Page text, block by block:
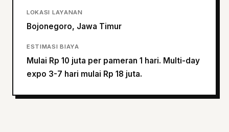
LOKASI LAYANAN
Bojonegoro, Jawa Timur
ESTIMASI BIAYA
Mulai Rp 10 juta per pameran 1 hari. Multi-day
expo 3-7 hari mulai Rp 18 juta.